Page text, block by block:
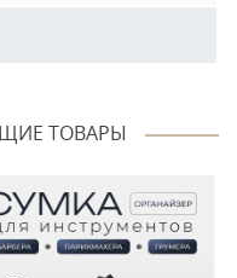
ТОВАРЫ